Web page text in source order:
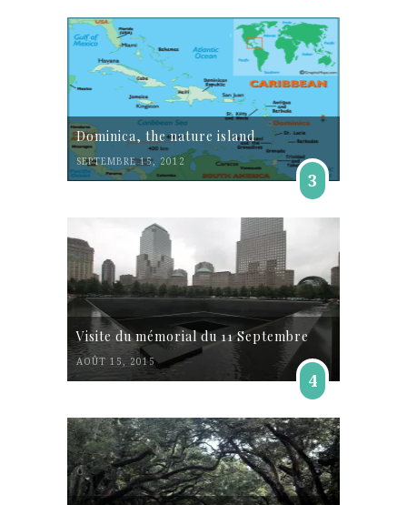
Dominica, the nature island
SEPTEMBRE 15, 2012
3
Visite du mémorial du 11 Septembre
AOÛT 15, 2015
4